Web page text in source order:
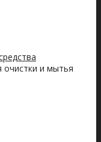
очистки и мытья